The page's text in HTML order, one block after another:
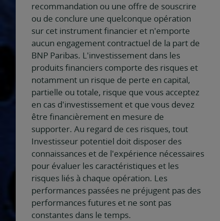
recommandation ou une offre de souscrire
ou de conclure une quelconque opération
sur cet instrument financier et n'emporte
aucun engagement contractuel de la part de
BNP Paribas. L'investissement dans les
produits financiers comporte des risques et
notamment un risque de perte en capital,
partielle ou totale, risque que vous acceptez
en cas d'investissement et que vous devez
être financièrement en mesure de
supporter. Au regard de ces risques, tout
Investisseur potentiel doit disposer des
connaissances et de l'expérience nécessaires
pour évaluer les caractéristiques et les
risques liés à chaque opération. Les
performances passées ne préjugent pas des
performances futures et ne sont pas
constantes dans le temps.